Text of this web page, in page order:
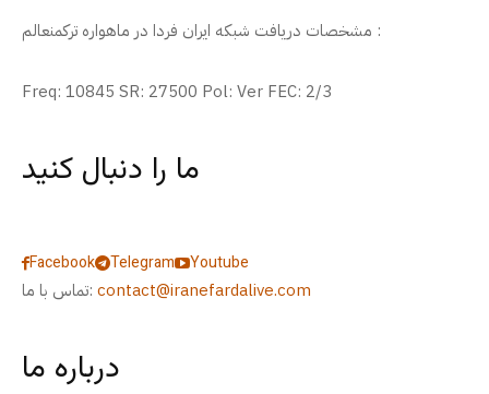
مشخصات دریافت شبکه ایران فردا در ماهواره ترکمنعالم :
Freq: 10845 SR: 27500 Pol: Ver FEC: 2/3
ما را دنبال کنید
Facebook Telegram
Youtube
تماس با ما: contact@iranefardalive.com
درباره ما